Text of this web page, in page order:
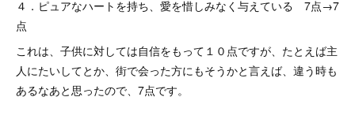
４．ピュアなハートを持ち、愛を惜しみなく与えている 7点→7
点
これは、子供に対しては自信をもって１０点ですが、たとえば主
人にたいしてとか、街で会った方にもそうかと言えば、違う時も
あるなあと思ったので、7点です。